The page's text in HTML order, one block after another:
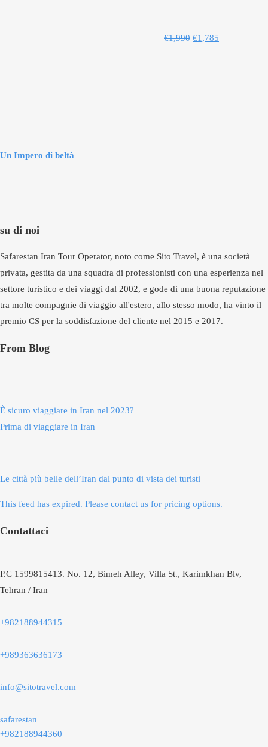
€1,990 €1,785
Un Impero di beltà
su di noi
Safarestan Iran Tour Operator, noto come Sito Travel, è una società
privata, gestita da una squadra di professionisti con una esperienza nel
settore turistico e dei viaggi dal 2002, e gode di una buona reputazione
tra molte compagnie di viaggio all'estero, allo stesso modo, ha vinto il
premio CS per la soddisfazione del cliente nel 2015 e 2017.
From Blog
È sicuro viaggiare in Iran nel 2023?
Prima di viaggiare in Iran
Le città più belle dell’Iran dal punto di vista dei turisti
This feed has expired. Please contact us for pricing options.
Contattaci
P.C 1599815413. No. 12, Bimeh Alley, Villa St., Karimkhan Blv,
Tehran / Iran
+982188944315
+989363636173
info@sitotravel.com
safarestan
+982188944360